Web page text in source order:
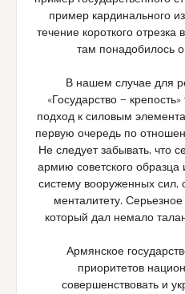
пример кардинального
течение короткого
там понадобилось
В нашем случае для
«Государство —
подход к силовым
первую очередь по
Не следует забывать, что
армию советского
систему вооруженных
менталитету.
который дал немало
Армянское
приоритетов
совершенствовать и